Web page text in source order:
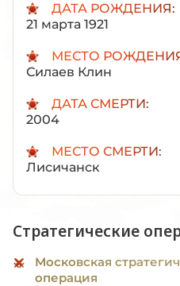
ДАТА РОЖДЕНИЯ:
21 марта 1921
МЕСТО
Силаев Клин
ДАТА СМЕРТИ:
2004
МЕСТО СМЕРТИ:
Лисичанск
Стратегические
Московская
операция